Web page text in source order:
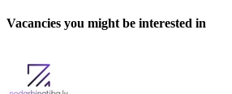
Vacancies you might be interested in